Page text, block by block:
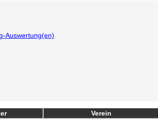
Auswertung(en)
Verein